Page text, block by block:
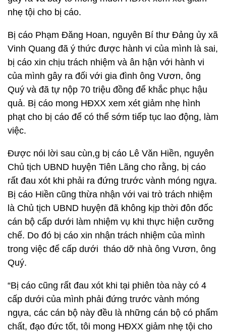
nhẹ tội cho bị cáo.
Bị cáo Phạm Đăng Hoan, nguyên Bí thư Đảng ủy xã
Vinh Quang đã ý thức được hành vi của mình là sai,
bị cáo xin chịu trách nhiệm và ân hận với hành vi
của mình gây ra đối với gia đình ông Vươn, ông
Quý và đã tự nộp 70 triệu đồng để khắc phục hậu
quả. Bị cáo mong HĐXX xem xét giảm nhẹ hình
phạt cho bị cáo để có thể sớm tiếp tục lao động, làm
việc.
Được nói lời sau cùn,g bị cáo Lê Văn Hiền, nguyên
Chủ tịch UBND huyện Tiên Lãng cho rằng, bị cáo
rất đau xót khi phải ra đứng trước vành móng ngựa.
Bị cáo Hiền cũng thừa nhận với vai trò trách nhiệm
là Chủ tịch UBND huyện đã không kịp thời đôn đốc
cán bộ cấp dưới làm nhiệm vụ khi thực hiện cưỡng
chế. Do đó bị cáo xin nhận trách nhiệm của mình
trong việc để cấp dưới tháo dỡ nhà ông Vươn, ông
Quý.
“Bị cáo cũng rất đau xót khi tại phiên tòa này có 4
cấp dưới của mình phải đứng trước vành móng
ngựa, các cán bộ này đều là những cán bộ có phẩm
chất, đạo đức tốt, tôi mong HĐXX giảm nhẹ tội cho